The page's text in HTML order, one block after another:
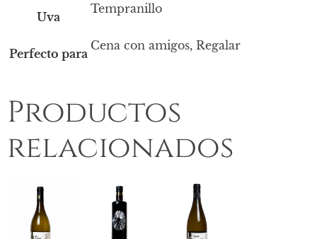
Uva
Tempranillo
Perfecto para
Cena con amigos, Regalar
Productos
relacionados